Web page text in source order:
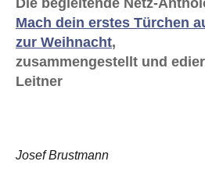
Die begleitende Netz-
Mach dein erstes Türchen
zur Weihnacht,
zusammengestellt und
Leitner
Josef Brustmann